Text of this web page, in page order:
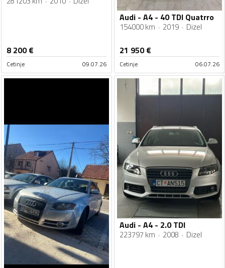
8 200€
Cetinje 09.07.26
Audi - A4 - 40 TDI Quatrro
154000 km 2019 Dizel
21 950€
Cetinje 06.07.26
Audi - A4 - 2.0 TDI
223797 km 2008 Dizel